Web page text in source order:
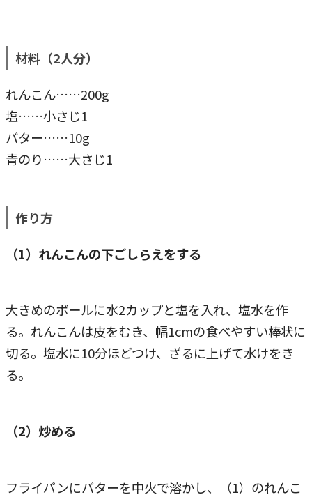
材料（2人分）
れんこん……200g
塩……小さじ1
バター……10g
青のり……大さじ1
作り方
（1）れんこんの下ごしらえをする
大きめのボールに水2カップと塩を入れ、塩水を作
る。れんこんは皮をむき、幅1cmの食べやすい棒状に
切る。塩水に10分ほどつけ、ざるに上げて水けをき
る。
（2）炒める
フライパンにバターを中火で溶かし、（1）のれんこ